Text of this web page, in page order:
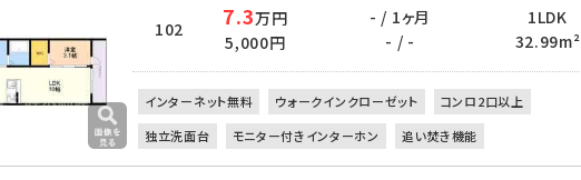
102 7.3万円
5,000円
- / 1ヶ月
- / -
1LDK
32.99m²
インターネット無料 ウォークインクローゼット
コンロ2口以上
独立洗面台
モニター付きインターホン 追い焚き機能